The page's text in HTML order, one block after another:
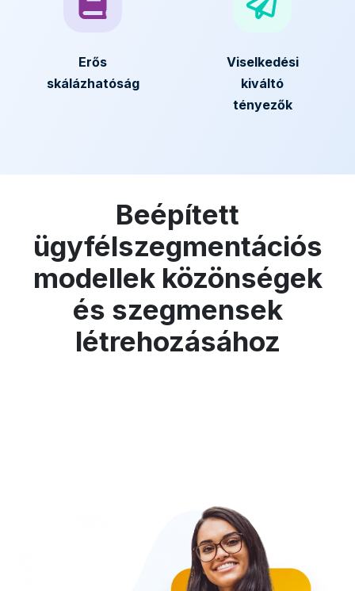
Erős
skálázhatóság
Viselkedési
kiváltó
tényezők
Beépített
ügyfélszegmentációs
modellek közönségek
és szegmensek
létrehozásához